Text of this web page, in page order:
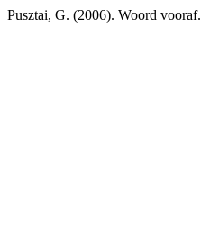
Pusztai, G. (2006). Woord vooraf.